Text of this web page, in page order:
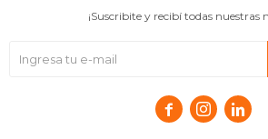
¡Suscribite y recibí todas nuestras
  